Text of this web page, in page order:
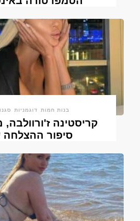
בנות חמות דוגמניות
קריסטינה
סיפור